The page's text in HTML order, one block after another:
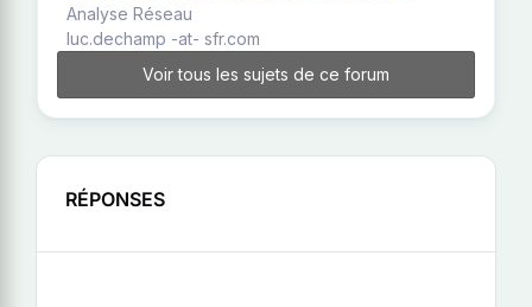
Analyse Réseau
luc.dechamp -at- sfr.com
Voir tous les sujets de ce forum
RÉPONSES